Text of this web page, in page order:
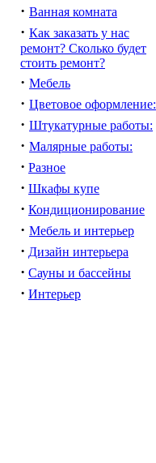
· Ванная комната
· Как заказать у нас
ремонт? Сколько будет
стоить ремонт?
· Мебель
· Цветовое оформление:
· Штукатурные работы:
· Малярные работы:
· Разное
· Шкафы купе
· Кондиционирование
· Мебель и интерьер
· Дизайн интерьера
· Сауны и бассейны
· Интерьер